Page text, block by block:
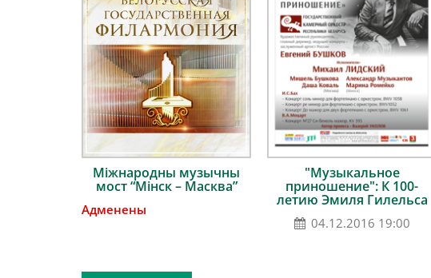
Міжнародны музычны
мост “Мінск – Масква”
Адменены
"Музыкальное
приношение": К 100-
летию Эмиля Гилельса
04.12.2016 19:00